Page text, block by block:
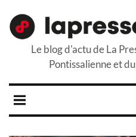
Le blog d'actu de La
Pontissalienne et